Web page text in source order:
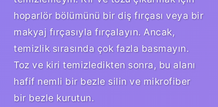
hoparlör bölümünü bir diş fırçası veya bir
makyaj fırçasıyla fırçalayın. Ancak,
temizlik sırasında çok fazla basmayın.
Toz ve kiri temizledikten sonra, bu alanı
hafif nemli bir bezle silin ve mikrofiber
bir bezle kurutun.